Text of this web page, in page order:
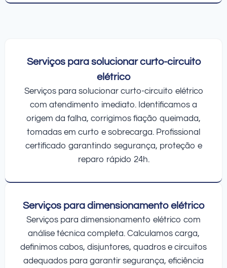
Serviços para solucionar curto-circuito
elétrico
Serviços para solucionar curto-circuito elétrico
com atendimento imediato. Identificamos a
origem da falha, corrigimos fiação queimada,
tomadas em curto e sobrecarga. Profissional
certificado garantindo segurança, proteção e
reparo rápido 24h.
Serviços para dimensionamento elétrico
Serviços para dimensionamento elétrico com
análise técnica completa. Calculamos carga,
definimos cabos, disjuntores, quadros e circuitos
adequados para garantir segurança, eficiência